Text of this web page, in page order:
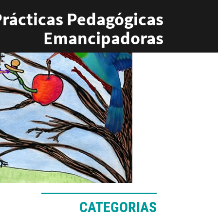
Pedagógicas
Emancipadoras
CATEGORIAS